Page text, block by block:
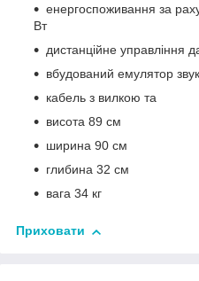
енергоспоживання за
Вт
дистанційне управління
вбудований емулятор
кабель з вилкою та
висота 89 см
ширина 90 см
глибина 32 см
вага 34 кг
Приховати